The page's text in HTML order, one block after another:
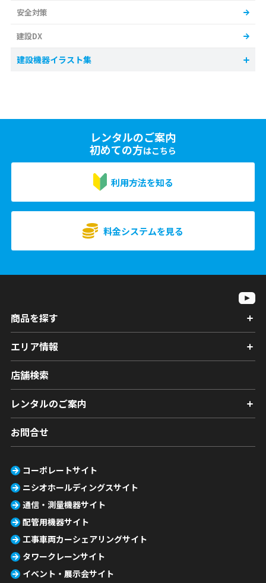
安全対策
建設DX
建設機器イラスト集
レンタルのご案内
初めての方はこちら
利用方法を知る
料金システムを見る
商品を探す
エリア情報
店舗検索
レンタルのご案内
お問合せ
コーポレートサイト
ニシオホールディングスサイト
通信・測量機器サイト
配管用機器サイト
工事車両カーシェアリングサイト
タワークレーンサイト
イベント・展示会サイト